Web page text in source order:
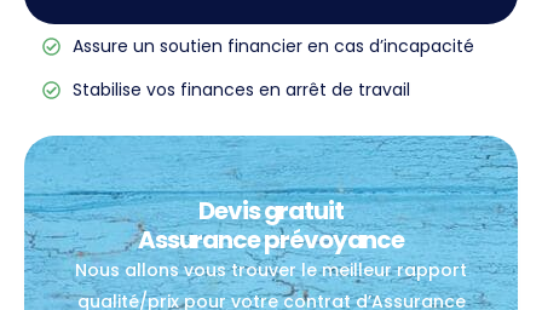
Assure un soutien financier en cas d’incapacité
Stabilise vos finances en arrêt de travail
Devis gratuit
Assurance prévoyance
Nous allons vous trouver le meilleur rapport
qualité/prix pour votre contrat d’Assurance